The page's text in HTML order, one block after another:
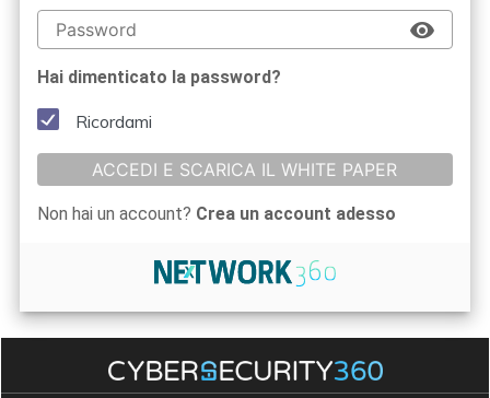
Hai dimenticato la password?
Ricordami
ACCEDI E SCARICA IL WHITE PAPER
Non hai un account? Crea un account adesso